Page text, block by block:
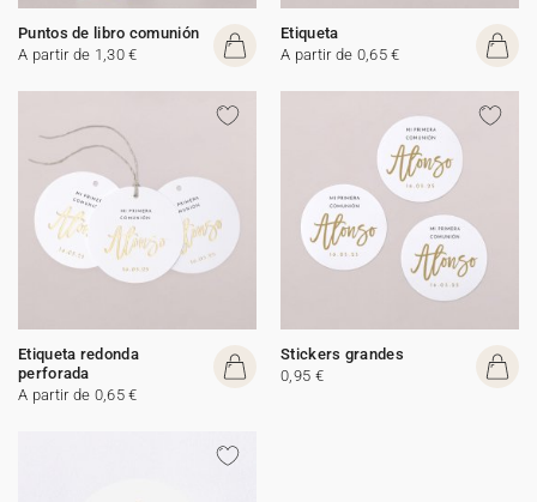
Puntos de libro comunión
A partir de 1,30 €
Etiqueta
A partir de 0,65 €
Etiqueta redonda
perforada
A partir de 0,65 €
Stickers grandes
0,95 €